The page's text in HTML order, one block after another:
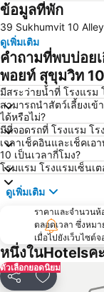
Suphachalasai
ล่องเรือแม่น้ำเจ้าพระย
สยามสแควร์
วัดอรุณ
สถานีรถไฟหัวลำโพง
บีทีเอส หมอชิต
บีทีเอส พญาไท
พระราชวังสวนดุสิต
Lumphini-Park
เทอร์มินอล 21
บีทีเอส อ่อนนุช
บีทีเอส เพลินจิต
สนามหลวง
วัดพระแก้ว
ข้อมูลที่พัก
39 Sukhumvit 10
ดูเพิ่มเติม
คำถามที่พบบ่อย
พอยท์ สุขุมวิท 10
มีสระว่ายน้ำที่ โรงแรม
สามารถนำสัตว์เลี้ยงเ
ได้หรือไม่?
มีที่จอดรถที่ โรงแรม โ
เวลาเช็คอินและเช็คเอ
10 เป็นเวลากี่โมง?
โรมแรม โรงแรมเซ็นเ
ดูเพิ่มเติม
ราคาและจำนวนห้
ตลอดเวลา ซึ่งหม
เมื่อไปยังเว็บไซต์
หนึ่งในHotelsค
ตัวเลือกยอดนิยม
แชร์ เพิ่มในรายก